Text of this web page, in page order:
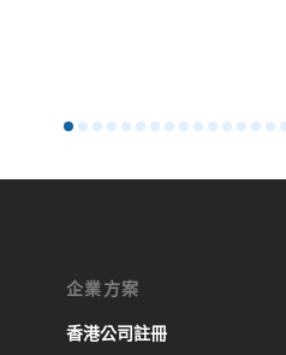
企業方案
香港公司註冊